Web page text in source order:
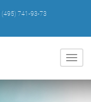
(495) 741-93-73